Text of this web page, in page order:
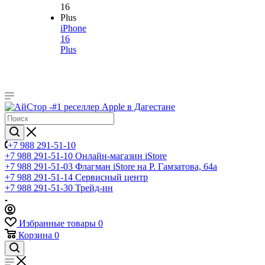
iPhone
16
Plus
+7 988 291-51-10
+7 988 291-51-10 Онлайн-магазин iStore
+7 988 291-51-03 Флагман iStore на Р. Гамзатова, 64а
+7 988 291-51-14 Сервисный центр
+7 988 291-51-30 Трейд-ин
Избранные товары 0
Корзина 0